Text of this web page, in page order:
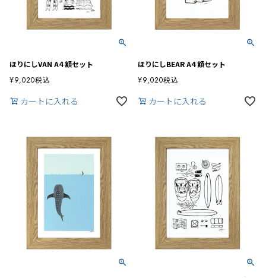
ほりにしVAN A4 額セット
¥9,020税込
カートに入れる
ほりにしBEAR A4 額セット
¥9,020税込
カートに入れる